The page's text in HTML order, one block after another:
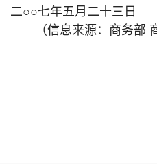
二○○七年五月二十三日
（信息来源：商务部 商